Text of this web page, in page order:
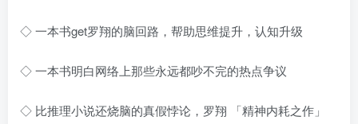
◇ 一本书get罗翔的脑回路，帮助思维提升，认知升级
◇ 一本书明白网络上那些永远都吵不完的热点争议
◇ 比推理小说还烧脑的真假悖论，罗翔 「精神内耗之作」